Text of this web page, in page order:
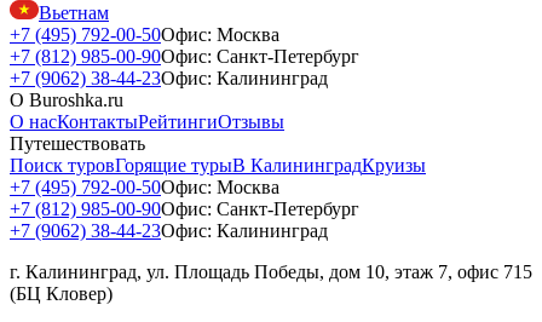
Вьетнам
+7 (495) 792-00-50Офис: Москва
+7 (812) 985-00-90Офис: Санкт-Петербург
+7 (9062) 38-44-23Офис: Калининград
О Buroshka.ru
О насКонтактыРейтингиОтзывы
Путешествовать
Поиск туровГорящие турыВ КалининградКруизы
+7 (495) 792-00-50Офис: Москва
+7 (812) 985-00-90Офис: Санкт-Петербург
+7 (9062) 38-44-23Офис: Калининград
г. Калининград, ул. Площадь Победы, дом 10, этаж 7, офис 715
(БЦ Кловер)